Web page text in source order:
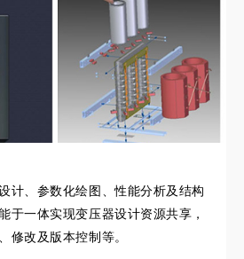
计、参数化绘图、性能分析及结构
于一体实现变压器设计资源共享，
修改及版本控制等。